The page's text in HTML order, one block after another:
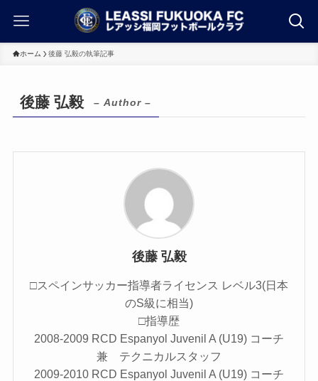
ホーム 後藤 弘毅の執筆記事
後藤 弘毅 – Author –
後藤 弘毅
□スペインサッカー指導者ライセンス レベル3(日本
のS級に相当)
□指導歴
2008-2009 RCD Espanyol Juvenil A (U19) コーチ
兼 テクニカルスタッフ
2009-2010 RCD Espanyol Juvenil A (U19) コーチ